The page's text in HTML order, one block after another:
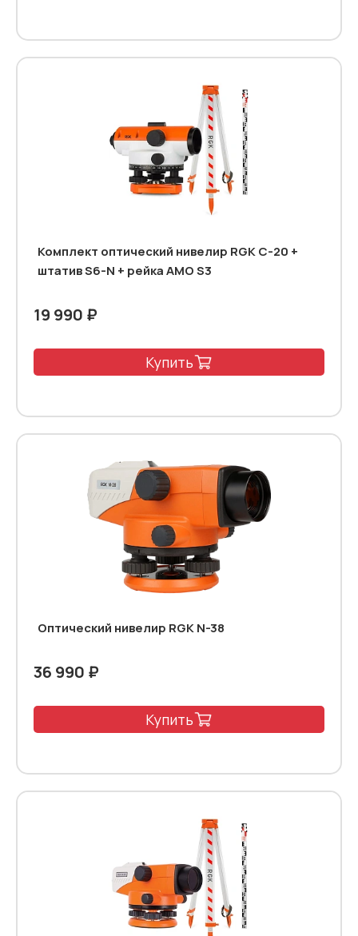
Комплект оптический нивелир RGK C-20 +
штатив S6-N + рейка AMO S3
19 990 ₽
Купить
Оптический нивелир RGK N-38
36 990 ₽
Купить